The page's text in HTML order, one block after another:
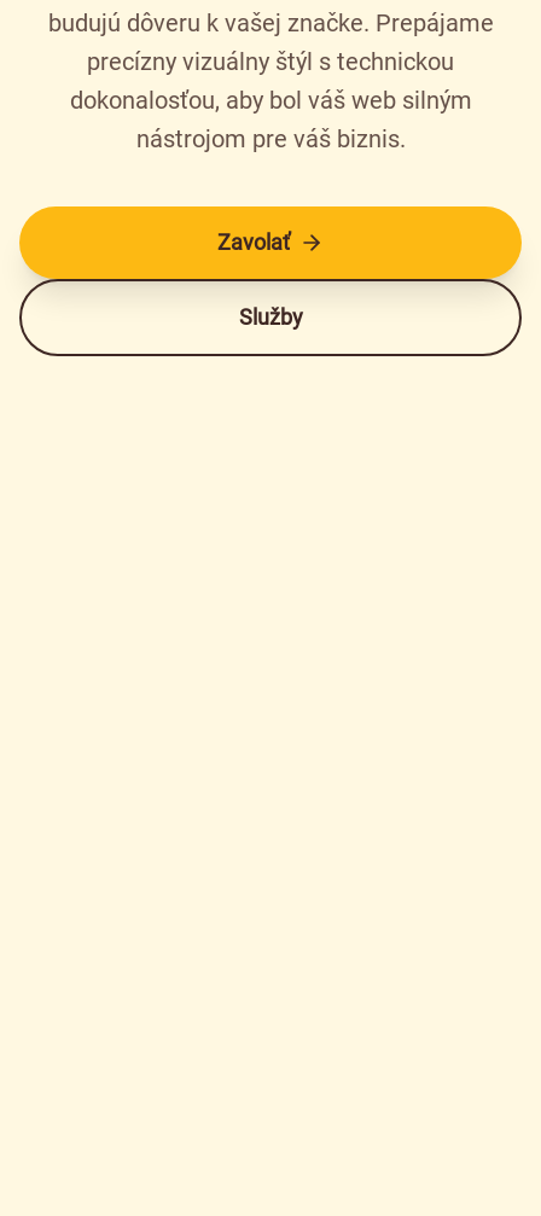
budujú dôveru k vašej značke. Prepájame
precízny vizuálny štýl s technickou
dokonalosťou, aby bol váš web silným
nástrojom pre váš biznis.
Zavolať
Služby